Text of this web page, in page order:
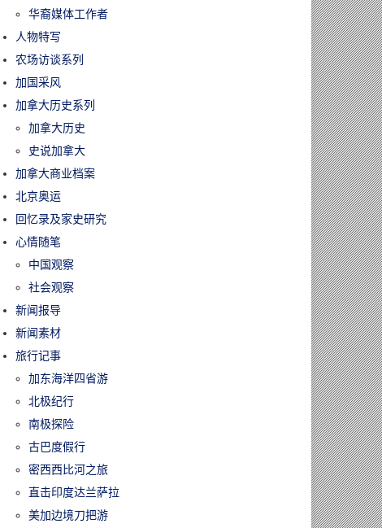
华裔媒体工作者
人物特写
农场访谈系列
加国采风
加拿大历史系列
加拿大历史
史说加拿大
加拿大商业档案
北京奥运
回忆录及家史研究
心情随笔
中国观察
社会观察
新闻报导
新闻素材
旅行记事
加东海洋四省游
北极纪行
南极探险
古巴度假行
密西西比河之旅
直击印度达兰萨拉
美加边境刀把游